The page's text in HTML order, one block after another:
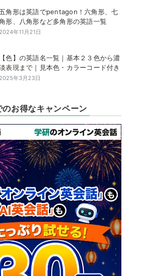
角形は英語でpentagon！六角形、七
形、八角形など多角形の英語一覧
2024年11月21日
【色】の英語名一覧｜基本２３色から濃
表現まで｜見本色・カラーコード付き
2025年3月23日
お得なキャンペーン